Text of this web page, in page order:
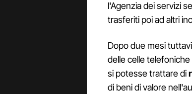
l'Agenzia dei servizi
trasferiti poi ad altri
Dopo due mesi
delle celle
si potesse trattare di
di beni di valore